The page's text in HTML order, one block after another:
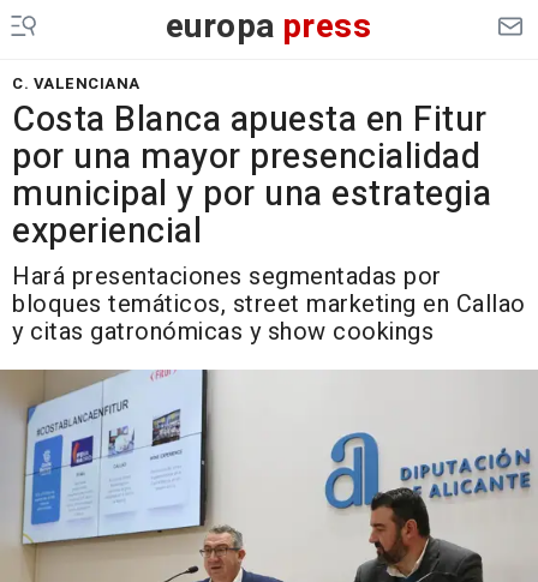
europa press
C. VALENCIANA
Costa Blanca apuesta en Fitur
por una mayor presencialidad
municipal y por una estrategia
experiencial
Hará presentaciones segmentadas por
bloques temáticos, street marketing en Callao
y citas gatronómicas y show cookings